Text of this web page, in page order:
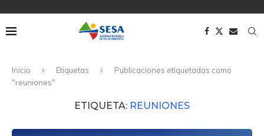
Inicio Etiquetas
Publicaciones etiquetadas como
"reuniones"
ETIQUETA: REUNIONES